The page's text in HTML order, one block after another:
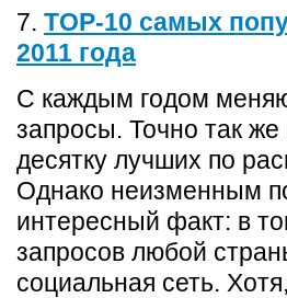
7. TOP-10 самых
2011 года
С каждым годом
запросы. Точно так
десятку лучших по
Однако неизменным
интересный факт: в
запросов любой
социальная сеть.